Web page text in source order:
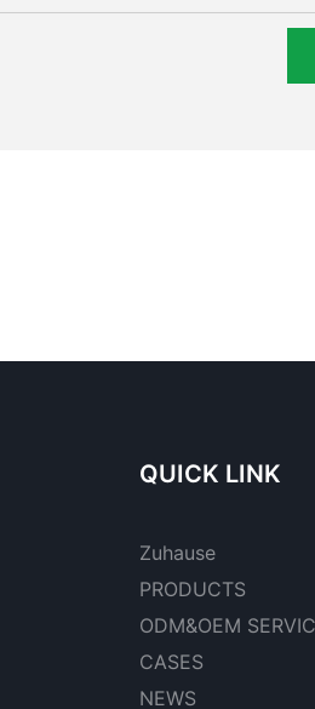
QUICK LINK
Zuhause
PRODUCTS
ODM&OEM
CASES
NEWS